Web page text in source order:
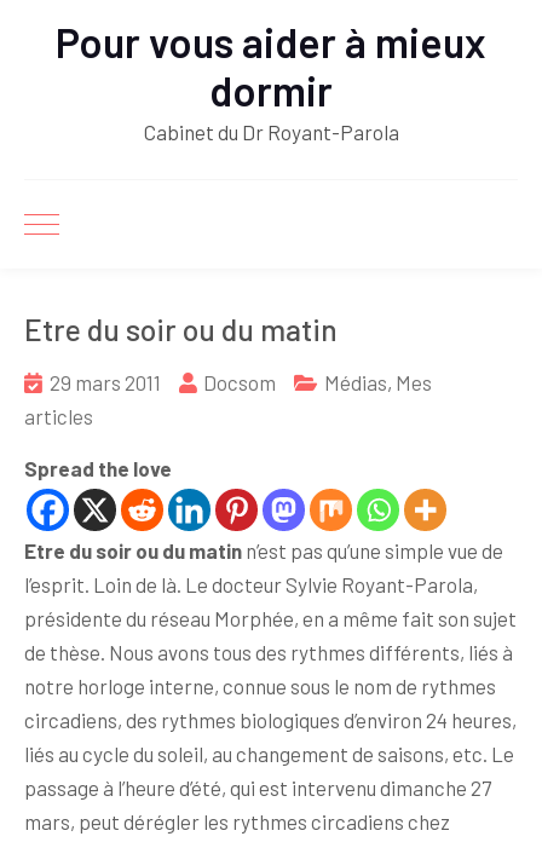
Pour vous aider à mieux
dormir
Cabinet du Dr Royant-Parola
Etre du soir ou du matin
29 mars 2011 Docsom Médias, Mes
articles
Spread the love
Etre du soir ou du matin n’est pas qu’une simple vue de
l’esprit. Loin de là. Le docteur Sylvie Royant-Parola,
présidente du réseau Morphée, en a même fait son sujet
de thèse. Nous avons tous des rythmes différents, liés à
notre horloge interne, connue sous le nom de rythmes
circadiens, des rythmes biologiques d’environ 24 heures,
liés au cycle du soleil, au changement de saisons, etc. Le
passage à l’heure d’été, qui est intervenu dimanche 27
mars, peut dérégler les rythmes circadiens chez